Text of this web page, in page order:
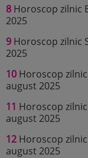
8 Horoscop zilnic
2025
9 Horoscop zilnic
2025
10 Horoscop
august 2025
11 Horoscop
august 2025
12 Horoscop
august 2025